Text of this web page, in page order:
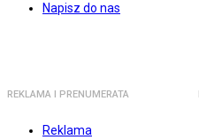
Napisz do nas
REKLAMA I PRENUMERATA
Reklama